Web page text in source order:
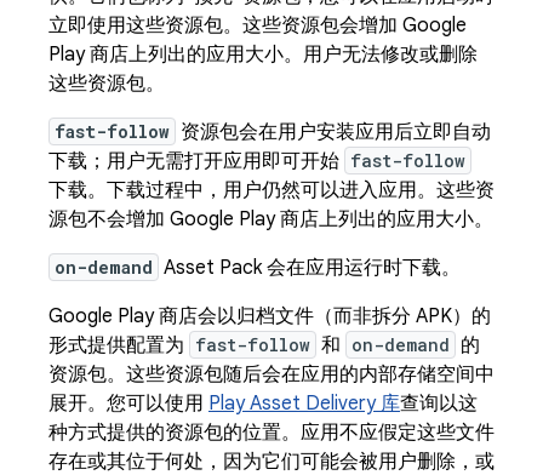
立即使用这些资源包。这些资源包会增加 Google
Play 商店上列出的应用大小。用户无法修改或删除
这些资源包。
fast-follow 资源包会在用户安装应用后立即自动
下载；用户无需打开应用即可开始 fast-follow
下载。下载过程中，用户仍然可以进入应用。这些资
源包不会增加 Google Play 商店上列出的应用大小。
on-demand Asset Pack 会在应用运行时下载。
Google Play 商店会以归档文件（而非拆分 APK）的
形式提供配置为 fast-follow 和 on-demand 的
资源包。这些资源包随后会在应用的内部存储空间中
展开。您可以使用 Play Asset Delivery 库查询以这
种方式提供的资源包的位置。应用不应假定这些文件
存在或其位于何处，因为它们可能会被用户删除，或